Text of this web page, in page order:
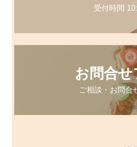
受付時間
お問合
ご相談・お問合